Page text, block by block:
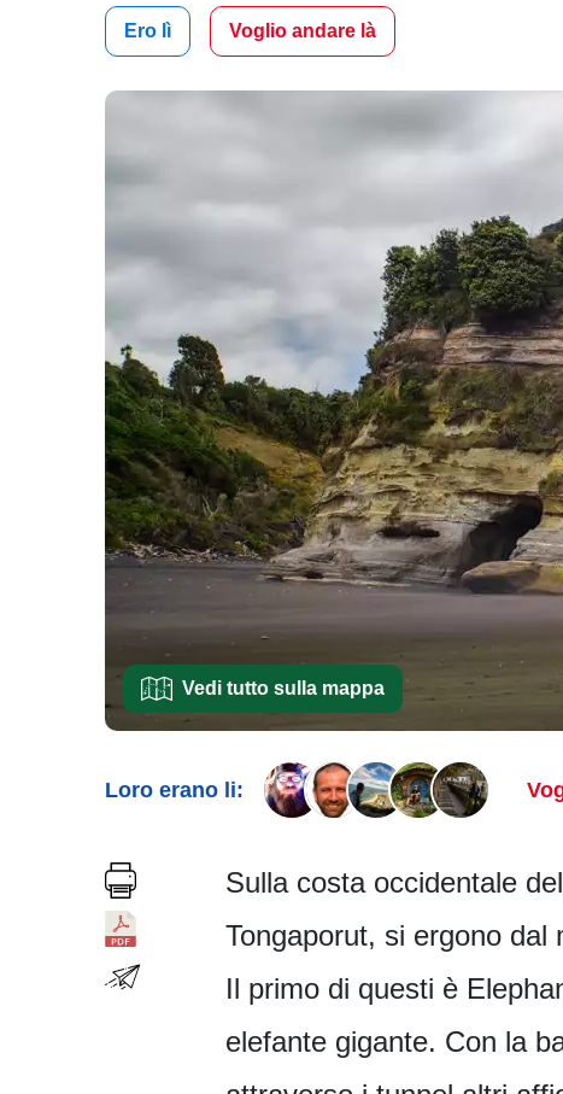
Ero lì Voglio andare là
Vedi tutto sulla mappa
Loro erano li:
Sulla costa occidentale
Tongaporut, si ergono dal
Il primo di questi è
elefante gigante. Con la